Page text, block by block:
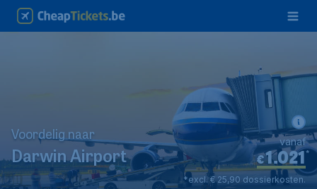
Voordelig naar
Darwin Airport €1.021*
vanaf
*excl. € 25,90 dossierkosten.